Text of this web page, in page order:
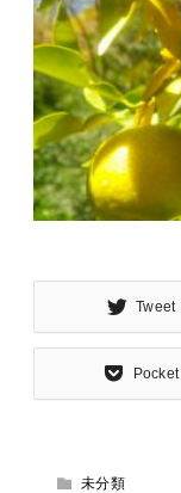
Tweet
Pocket
未分類